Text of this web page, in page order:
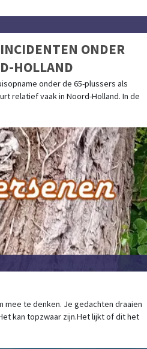
ONDER
HOLLAND
onder de 65-plussers als
relatief vaak in Noord-Holland. In de
mee te denken. Je gedachten draaien
kan topzwaar zijn.Het lijkt of dit het